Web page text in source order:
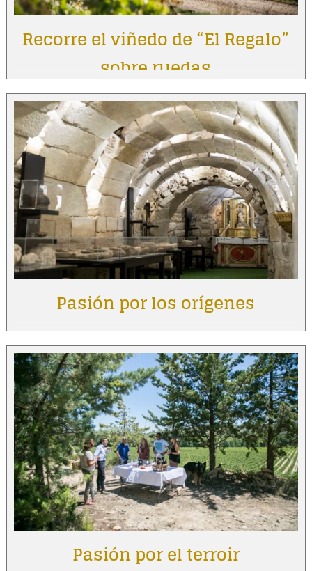
Recorre el viñedo de “El Regalo”
sobre ruedas
Pasión por los orígenes
Pasión por el terroir